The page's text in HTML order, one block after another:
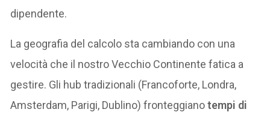
dipendente.
La geografia del calcolo sta cambiando con una
velocità che il nostro Vecchio Continente fatica a
gestire. Gli hub tradizionali (Francoforte, Londra,
Amsterdam, Parigi, Dublino) fronteggianotempi di